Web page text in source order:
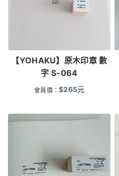
【YOHAKU】原木印章 數
字 S-064
會員價：$265元